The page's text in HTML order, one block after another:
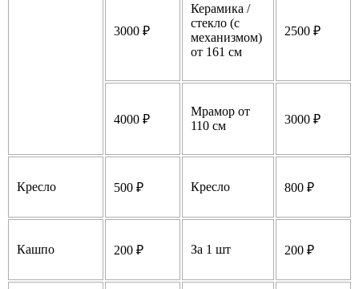
3000 ₽
Керамика /
стекло (с
механизмом)
от 161 см
2500 ₽
4000 ₽
Мрамор от
110 см
3000 ₽
Кресло 500 ₽ Кресло 800 ₽
Кашпо 200 ₽ За 1 шт 200 ₽